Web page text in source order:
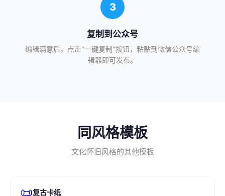
3
复制到公众号
编辑满意后，点击"一键复制"按钮，粘贴到微信公众号编
辑器即可发布。
同风格模板
文化怀旧风格的其他模板
📜复古卡纸